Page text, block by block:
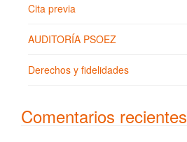
Cita previa
AUDITORÍA PSOEZ
Derechos y fidelidades
Comentarios recientes